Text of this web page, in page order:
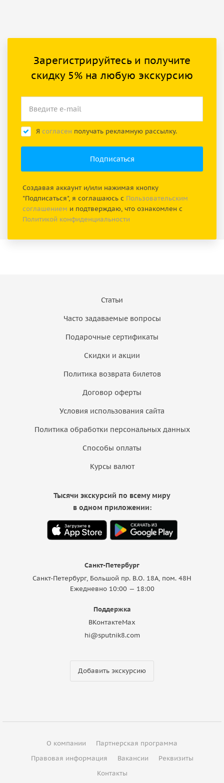
Зарегистрируйтесь и получите
скидку 5% на любую экскурсию
Я согласен получать рекламную рассылку.
Создавая аккаунт и/или нажимая кнопку
"Подписаться", я соглашаюсь с Пользовательским
соглашением и подтверждаю, что ознакомлен с
Политикой конфиденциальности
Статьи
Часто задаваемые вопросы
Подарочные сертификаты
Скидки и акции
Политика возврата билетов
Договор оферты
Условия использования сайта
Политика обработки персональных данных
Способы оплаты
Курсы валют
Санкт-Петербург
Санкт-Петербург, Большой пр. В.О. 18A, пом. 48Н
Ежедневно 10:00 — 18:00
Поддержка
ВКонтактеMax
hi@sputnik8.com
Добавить экскурсию
Тысячи экскурсий по всему миру
в одном приложении:
О компании
Партнерская программа
Правовая информация
Вакансии
Реквизиты
Контакты